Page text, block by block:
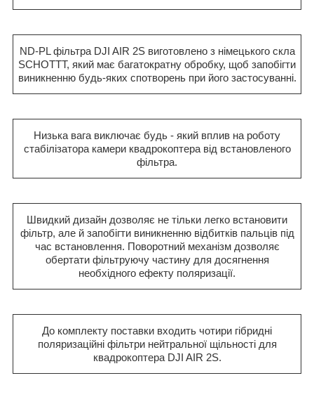
ND-PL фільтра DJI AIR 2S виготовлено з німецького скла
SCHOTTT, який має багатократну обробку, щоб запобігти
виникненню будь-яких спотворень при його застосуванні.
Низька вага виключає будь - який вплив на роботу
стабілізатора камери квадрокоптера від встановленого
фільтра.
Швидкий дизайн дозволяє не тільки легко встановити
фільтр, але й запобігти виникненню відбитків пальців під
час встановлення. Поворотний механізм дозволяє
обертати фільтруючу частину для досягнення
необхідного ефекту поляризації.
До комплекту поставки входить чотири гібридні
поляризаційні фільтри нейтральної щільності для
квадрокоптера DJI AIR 2S.